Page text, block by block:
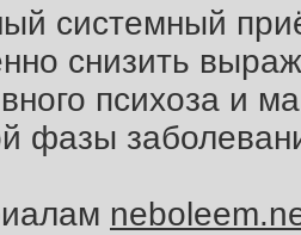
системный
снизить
психоза и
фазы